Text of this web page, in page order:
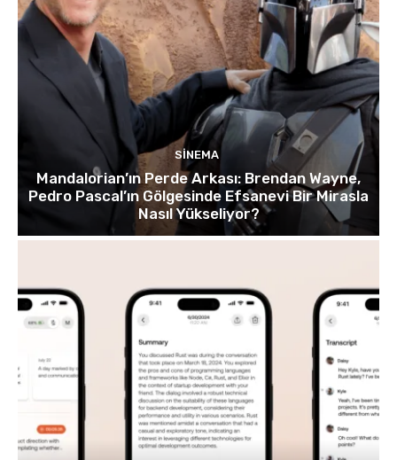
SINEMA
Mandalorian’ın Perde Arkası: Brendan Wayne,
Pedro Pascal’ın Gölgesinde Efsanevi Bir Mirasla
Nasıl Yükseliyor?